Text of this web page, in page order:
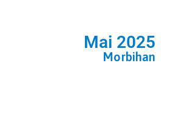
Mai 2025
Morbihan